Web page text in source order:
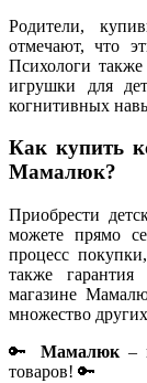
Родители,
отмечают, что
Психологи
игрушки для
когнитивных
Как купить
Мамалюк?
Приобрести
можете прямо
процесс
также
магазине
множество
🔑 Мамалюк–
товаров! 🔑